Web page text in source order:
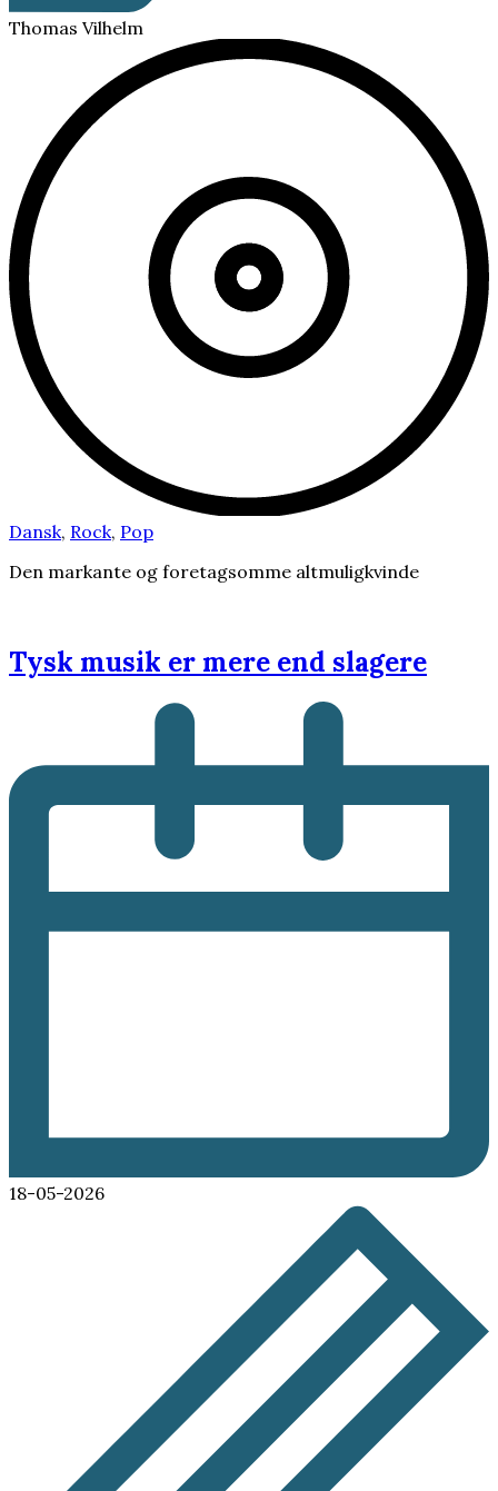
Thomas Vilhelm
Dansk, Rock, Pop
Den markante og foretagsomme altmuligkvinde
Tysk musik er mere end slagere
18-05-2026